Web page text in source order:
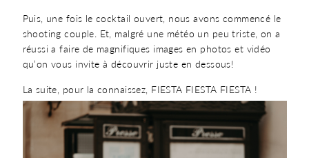
Puis, une fois le cocktail ouvert, nous avons commencé le
shooting couple. Et, malgré une météo un peu triste, on a
réussi a faire de magnifiques images en photos et vidéo
qu’on vous invite à découvrir juste en dessous!
La suite, pour la connaissez, FIESTA FIESTA FIESTA !